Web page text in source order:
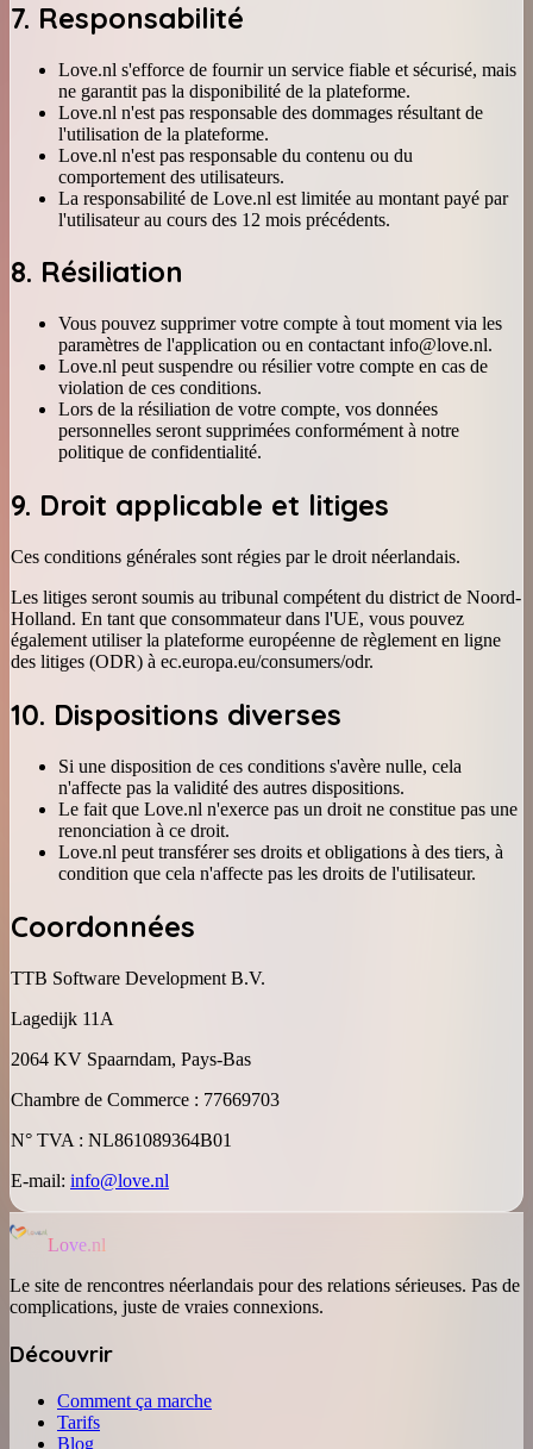
7. Responsabilité
Love.nl s'efforce de fournir un service fiable et sécurisé, mais
ne garantit pas la disponibilité de la plateforme.
Love.nl n'est pas responsable des dommages résultant de
l'utilisation de la plateforme.
Love.nl n'est pas responsable du contenu ou du
comportement des utilisateurs.
La responsabilité de Love.nl est limitée au montant payé par
l'utilisateur au cours des 12 mois précédents.
8. Résiliation
Vous pouvez supprimer votre compte à tout moment via les
paramètres de l'application ou en contactant info@love.nl.
Love.nl peut suspendre ou résilier votre compte en cas de
violation de ces conditions.
Lors de la résiliation de votre compte, vos données
personnelles seront supprimées conformément à notre
politique de confidentialité.
9. Droit applicable et litiges
Ces conditions générales sont régies par le droit néerlandais.
Les litiges seront soumis au tribunal compétent du district de Noord-
Holland. En tant que consommateur dans l'UE, vous pouvez
également utiliser la plateforme européenne de règlement en ligne
des litiges (ODR) à ec.europa.eu/consumers/odr.
10. Dispositions diverses
Si une disposition de ces conditions s'avère nulle, cela
n'affecte pas la validité des autres dispositions.
Le fait que Love.nl n'exerce pas un droit ne constitue pas une
renonciation à ce droit.
Love.nl peut transférer ses droits et obligations à des tiers, à
condition que cela n'affecte pas les droits de l'utilisateur.
Coordonnées
TTB Software Development B.V.
Lagedijk 11A
2064 KV Spaarndam, Pays-Bas
Chambre de Commerce : 77669703
N° TVA : NL861089364B01
E-mail: info@love.nl
Love.nl
Le site de rencontres néerlandais pour des relations sérieuses. Pas de
complications, juste de vraies connexions.
Découvrir
Comment ça marche
Tarifs
Blog